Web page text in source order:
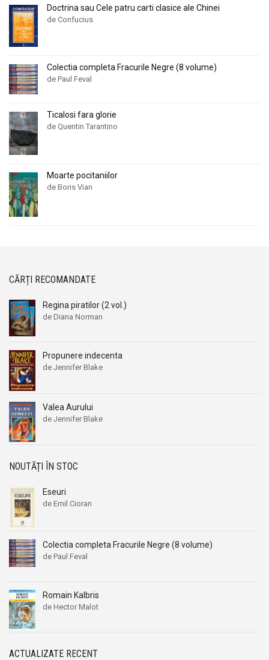
Doctrina sau Cele patru carti clasice ale Chinei
de Confucius
Colectia completa Fracurile Negre (8 volume)
de Paul Feval
Ticalosi fara glorie
de Quentin Tarantino
Moarte pocitaniilor
de Boris Vian
CĂRȚI RECOMANDATE
Regina piratilor (2 vol.)
de Diana Norman
Propunere indecenta
de Jennifer Blake
Valea Aurului
de Jennifer Blake
NOUTĂȚI ÎN STOC
Eseuri
de Emil Cioran
Colectia completa Fracurile Negre (8 volume)
de Paul Feval
Romain Kalbris
de Hector Malot
ACTUALIZATE RECENT